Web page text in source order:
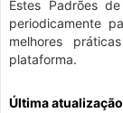
Estes Padrões
periodicamente
melhores
plataforma.
Última